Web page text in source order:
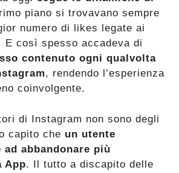
piano si trovavano sempre
numero di likes legate ai
E così spesso accadeva di
contenuto ogni qualvolta
, rendendo l’esperienza
coinvolgente.
di Instagram non sono degli
capito che un utente
ad abbandonare più
App. Il tutto a discapito delle